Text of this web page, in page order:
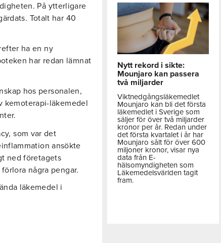
På ytterligare
Totalt har 40
ha en ny
har redan lämnat
hos personalen,
kemoterapi-läkemedel
som var det
ansökte
ned företagets
några pengar.
läkemedel i
Nytt rekord i sikte:
Mounjaro kan passera
två miljarder
Viktnedgångsläkemedlet
Mounjaro kan bli det första
läkemedlet i Sverige som
säljer för över två miljarder
kronor per år. Redan under
det första kvartalet i år har
Mounjaro sålt för över 600
miljoner kronor, visar nya
data från E-
hälsomyndigheten som
Läkemedelsvärlden tagit
fram.